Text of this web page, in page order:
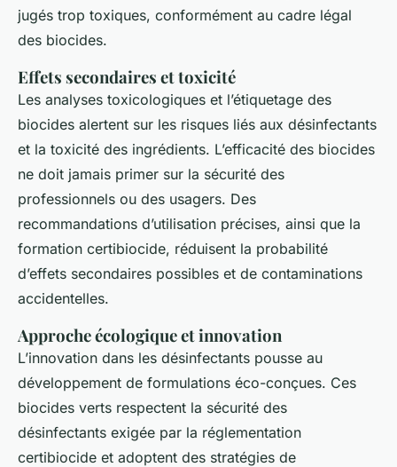
jugés trop toxiques, conformément au cadre légal
des biocides.
Effets secondaires et toxicité
Les analyses toxicologiques et l’étiquetage des
biocides alertent sur les risques liés aux désinfectants
et la toxicité des ingrédients. L’efficacité des biocides
ne doit jamais primer sur la sécurité des
professionnels ou des usagers. Des
recommandations d’utilisation précises, ainsi que la
formation certibiocide, réduisent la probabilité
d’effets secondaires possibles et de contaminations
accidentelles.
Approche écologique et innovation
L’innovation dans les désinfectants pousse au
développement de formulations éco-conçues. Ces
biocides verts respectent la sécurité des
désinfectants exigée par la réglementation
certibiocide et adoptent des stratégies de